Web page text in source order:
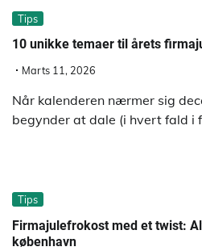
Tips
10 unikke temaer til årets
Marts 11, 2026
Når kalenderen nærmer sig
begynder at dale (i hvert fald i
Tips
Firmajulefrokost med et twist:
københavn